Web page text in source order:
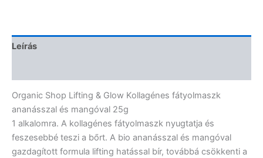
Leírás
Organic Shop Lifting & Glow Kollagénes fátyolmaszk
ananásszal és mangóval 25g
1 alkalomra. A kollagénes fátyolmaszk nyugtatja és
feszesebbé teszi a bőrt. A bio ananásszal és mangóval
gazdagított formula lifting hatással bír, továbbá csökkenti a